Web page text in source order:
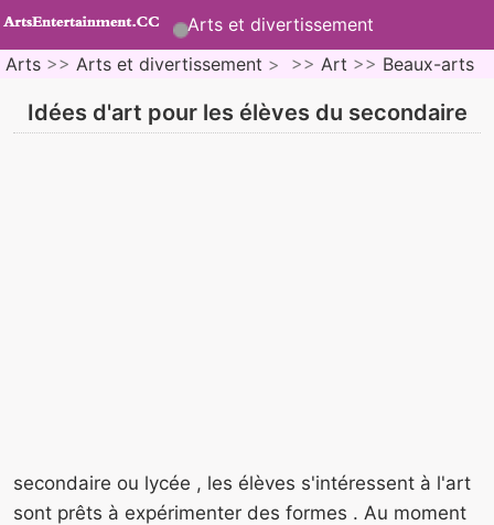
Arts et divertissement
Arts >> Arts et divertissement > >> Art >> Beaux-arts
Idées d'art pour les élèves du secondaire
secondaire ou lycée , les élèves s'intéressent à l'art
sont prêts à expérimenter des formes . Au moment